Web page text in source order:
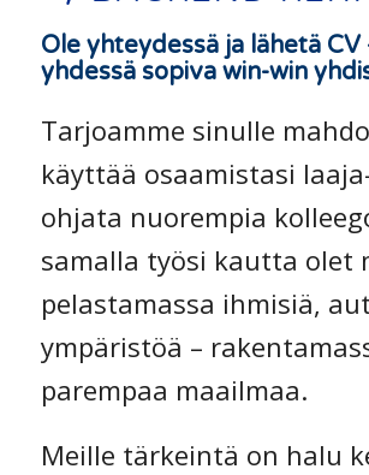
Ole yhteydessä ja lähetä
yhdessä sopiva win-win
Tarjoamme sinulle
käyttää osaamistasi
ohjata nuorempia
samalla työsi kautta olet
pelastamassa ihmisiä,
ympäristöä –
parempaa maailmaa.
Meille tärkeintä on halu